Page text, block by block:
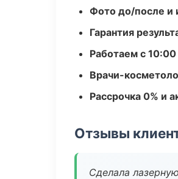
Фото до/после и
Гарантия
Работаем с
Врачи-
Рассрочка 0% и
Отзывы
Сделала